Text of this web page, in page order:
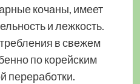
кочаны, имеет
и лежкость.
в свежем
по корейским
переработки.